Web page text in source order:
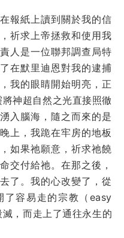
報紙上讀到關於我的信
祈求上帝拯救和使用我
人是一位聯邦調查局特
在默里迪恩對我的逮捕
我的眼睛開始明亮，正
神超自然之光直接照徹
入腦海，隨之而來的是
上，我跪在牢房的地板
如果祂願意，祈求祂饒
交付給祂。在那之後，
了。我的心改變了，從
了容易走的宗教（easy
，而走上了通往永生的